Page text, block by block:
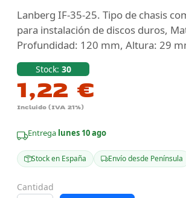
Lanberg IF-35-25. Tipo de chasis
para instalación de discos duros,
Profundidad: 120 mm, Altura: 29
Stock: 30
1,22 €
Incluido (IVA 21%)
Entrega lunes 10 ago
Stock en España Envío desde Península
Cantidad